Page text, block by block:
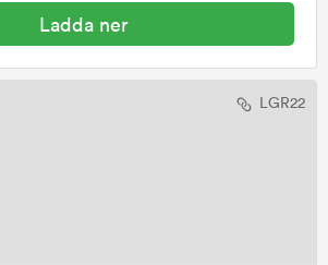
Ladda ner
LGR22